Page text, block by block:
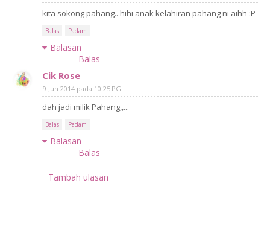
kita sokong pahang.. hihi anak kelahiran pahang ni aihh :P
Balas Padam
Balasan
Balas
Cik Rose
9 Jun 2014 pada 10:25 PG
dah jadi milik Pahang,,...
Balas Padam
Balasan
Balas
Tambah ulasan